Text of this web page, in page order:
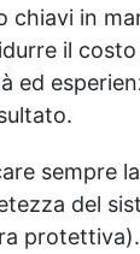
chiavi in
il costo
ed
sempre
del